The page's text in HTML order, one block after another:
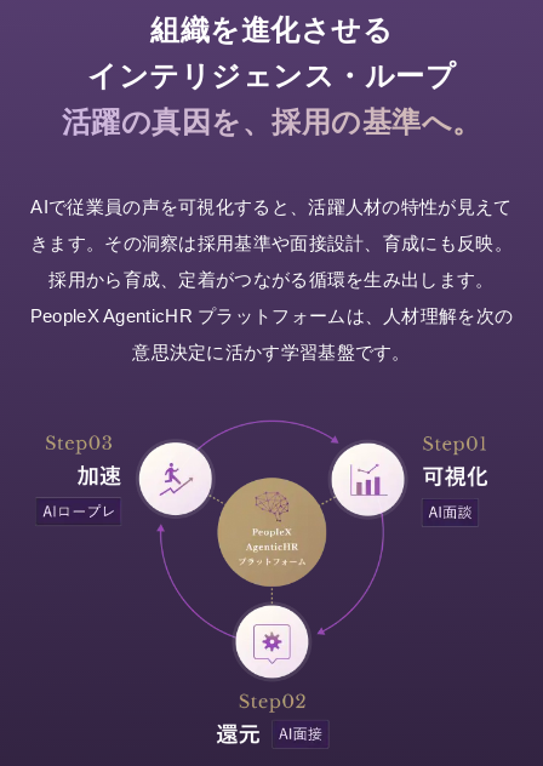
AIロープレ
営業・接客など様々な
ロープレに対応し、即
時に評価と改善提案も
できる「対話型AIロー
AI面談
"従業員の本音"をAIとの
面談で引き出し、組織
の課題と改善案を可視
評価支援AIシリーズ
AIスキルインテリ
ジェンス
AIとの対話を通じて、
個人の能力を多角的・
客観的に評価する
スキ
ルインテリジェンスシ
AI顧客評価
顧客との商談を解析す
ることで、個人・企業
に対する顧客の評価や
反応を多角的・客観的
に評価する
です。
組織を進化させる
インテリジェンス・ループ
活躍の真因を、採用の基準へ。
AIで従業員の声を可視化すると、活躍人材の特性が見えて
きます。その洞察は採用基準や面接設計、育成にも反映。
採用から育成、定着がつながる循環を生み出します。
PeopleX AgenticHR プラットフォームは、人材理解を次の
意思決定に活かす学習基盤です。